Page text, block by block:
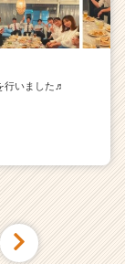
行いました♬